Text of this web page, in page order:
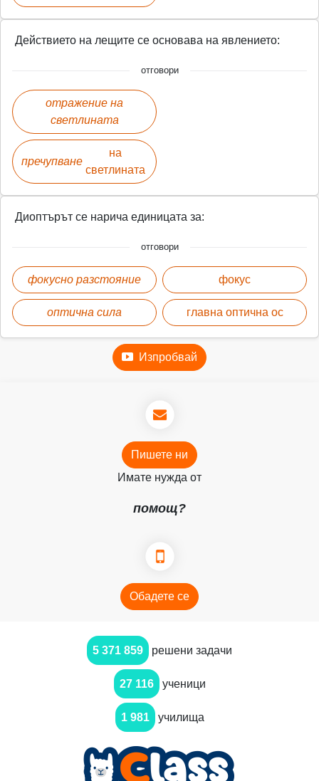
Действието на лещите се основава на явлението:
отговори
отражение на
светлината
пречупване
на
светлината
Диоптърът се нарича единицата за:
отговори
фокусно разстояние
оптична сила
фокус
главна оптична ос
Изпробвай
Пишете ни
Имате нужда от
помощ?
Обадете се
5 371 859 решени задачи
27 116 ученици
1 981 училища